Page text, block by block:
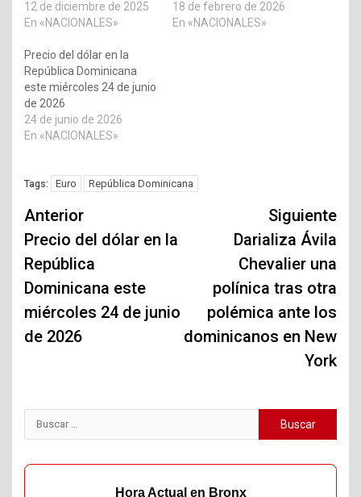
12 de diciembre de 2025
En «NACIONALES»
18 de febrero de 2026
En «NACIONALES»
Precio del dólar en la
República Dominicana
este miércoles 24 de junio
de 2026
24 de junio de 2026
En «NACIONALES»
Tags: Euro República Dominicana
Navegación
de
entradas
Anterior
Precio del dólar en la
República
Dominicana este
miércoles 24 de junio
de 2026
Siguiente
Darializa Ávila
Chevalier una
polínica tras otra
polémica ante los
dominicanos en New
York
Buscar:
Hora Actual en Bronx